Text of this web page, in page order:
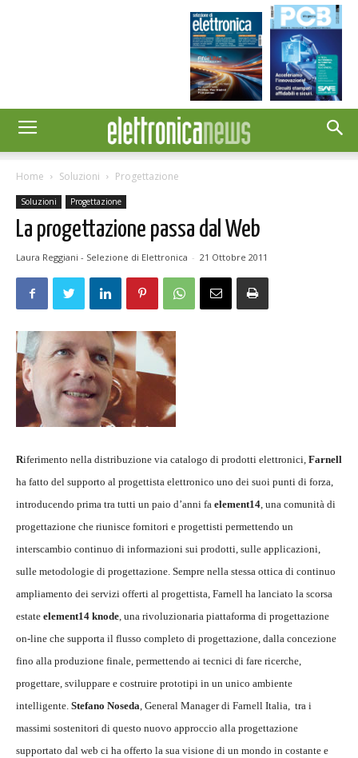
Home Soluzioni Progettazione
Soluzioni Progettazione
La progettazione passa dal Web
Laura Reggiani - Selezione di Elettronica - 21 Ottobre 2011
Riferimento nella distribuzione via catalogo di prodotti elettronici, Farnell
ha fatto del supporto al progettista elettronico uno dei suoi punti di forza,
introducendo prima tra tutti un paio d’anni fa element14, una comunità di
progettazione che riunisce fornitori e progettisti permettendo un
interscambio continuo di informazioni sui prodotti, sulle applicazioni,
sulle metodologie di progettazione. Sempre nella stessa ottica di continuo
ampliamento dei servizi offerti al progettista, Farnell ha lanciato la scorsa
estate element14 knode, una rivoluzionaria piattaforma di progettazione
on-line che supporta il flusso completo di progettazione, dalla concezione
fino alla produzione finale, permettendo ai tecnici di fare ricerche,
progettare, sviluppare e costruire prototipi in un unico ambiente
intelligente. Stefano Noseda, General Manager di Farnell Italia, tra i
massimi sostenitori di questo nuovo approccio alla progettazione
supportato dal web ci ha offerto la sua visione di un mondo in costante e